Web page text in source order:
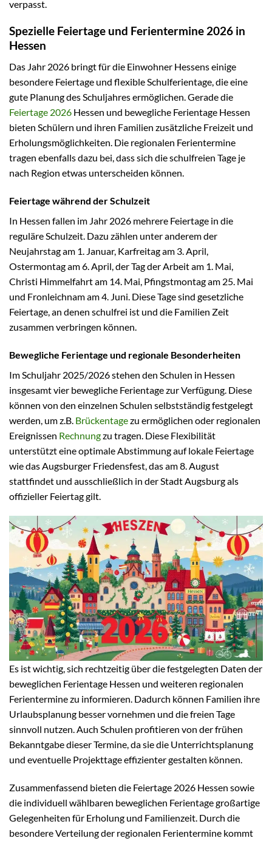
verpasst.
Spezielle Feiertage und Ferientermine 2026 in
Hessen
Das Jahr 2026 bringt für die Einwohner Hessens einige
besondere Feiertage und flexible Schulferientage, die eine
gute Planung des Schuljahres ermöglichen. Gerade die
Feiertage 2026 Hessen und bewegliche Ferientage Hessen
bieten Schülern und ihren Familien zusätzliche Freizeit und
Erholungsmöglichkeiten. Die regionalen Ferientermine
tragen ebenfalls dazu bei, dass sich die schulfreien Tage je
nach Region etwas unterscheiden können.
Feiertage während der Schulzeit
In Hessen fallen im Jahr 2026 mehrere Feiertage in die
reguläre Schulzeit. Dazu zählen unter anderem der
Neujahrstag am 1. Januar, Karfreitag am 3. April,
Ostermontag am 6. April, der Tag der Arbeit am 1. Mai,
Christi Himmelfahrt am 14. Mai, Pfingstmontag am 25. Mai
und Fronleichnam am 4. Juni. Diese Tage sind gesetzliche
Feiertage, an denen schulfrei ist und die Familien Zeit
zusammen verbringen können.
Bewegliche Ferientage und regionale Besonderheiten
Im Schuljahr 2025/2026 stehen den Schulen in Hessen
insgesamt vier bewegliche Ferientage zur Verfügung. Diese
können von den einzelnen Schulen selbstständig festgelegt
werden, um z.B. Brückentagezu ermöglichen oder regionalen
Ereignissen Rechnungzu tragen. Diese Flexibilität
unterstützt eine optimale Abstimmung auf lokale Feiertage
wie das Augsburger Friedensfest, das am 8. August
stattfindet und ausschließlich in der Stadt Augsburg als
offizieller Feiertag gilt.
Es ist wichtig, sich rechtzeitig über die festgelegten Daten der
beweglichen Ferientage Hessen und weiteren regionalen
Ferientermine zu informieren. Dadurch können Familien ihre
Urlaubsplanung besser vornehmen und die freien Tage
sinnvoll nutzen. Auch Schulen profitieren von der frühen
Bekanntgabe dieser Termine, da sie die Unterrichtsplanung
und eventuelle Projekttage effizienter gestalten können.
Zusammenfassend bieten die Feiertage 2026 Hessen sowie
die individuell wählbaren beweglichen Ferientage großartige
Gelegenheiten für Erholung und Familienzeit. Durch die
besondere Verteilung der regionalen Ferientermine kommt